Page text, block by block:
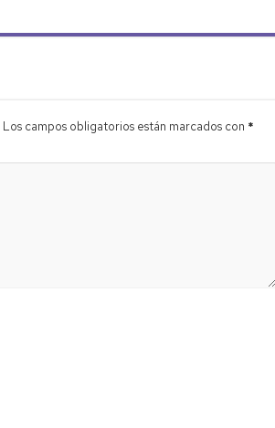
Los campos obligatorios están marcados con *